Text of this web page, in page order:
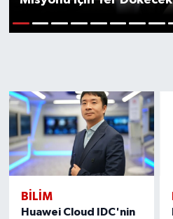
BILIM
Huawei Cloud IDC'nin
GÜNDEM
KÜLTÜR-SANAT
MAGAZİN
MEDYA
ÖZEL HABER